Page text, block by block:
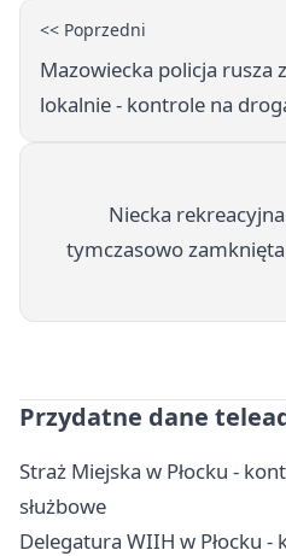
<< Poprzedni
Mazowiecka policja rusza
lokalnie - kontrole na
Niecka
tymczasowo
Przydatne dane
Straż Miejska w Płocku -
służbowe
Delegatura WIIH w Płocku